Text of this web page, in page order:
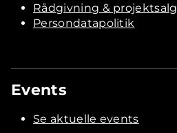
Rådgivning & projektsalg
Persondatapolitik
Events
Se aktuelle events